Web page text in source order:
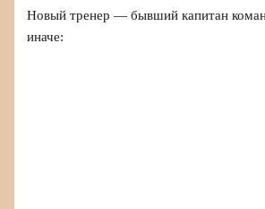
Новый тренер — бывший капитан
иначе: